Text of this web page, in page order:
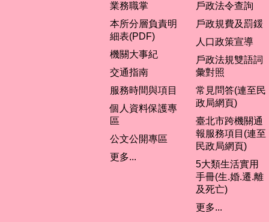
業務職掌
本所分層負責明
細表(PDF)
機關大事紀
交通指南
服務時間與項目
個人資料保護專
區
公文公開專區
更多...
戶政法令查詢
戶政規費及罰鍰
人口政策宣導
戶政法規雙語詞
彙對照
常見問答(連至民
政局網頁)
臺北市跨機關通
報服務項目(連至
民政局網頁)
5大類生活實用
手冊(生.婚.遷.離
及死亡)
更多...